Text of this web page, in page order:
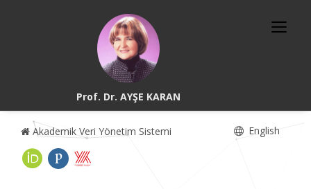
Prof. Dr. AYŞE KARAN
Akademik Veri Yönetim Sistemi English